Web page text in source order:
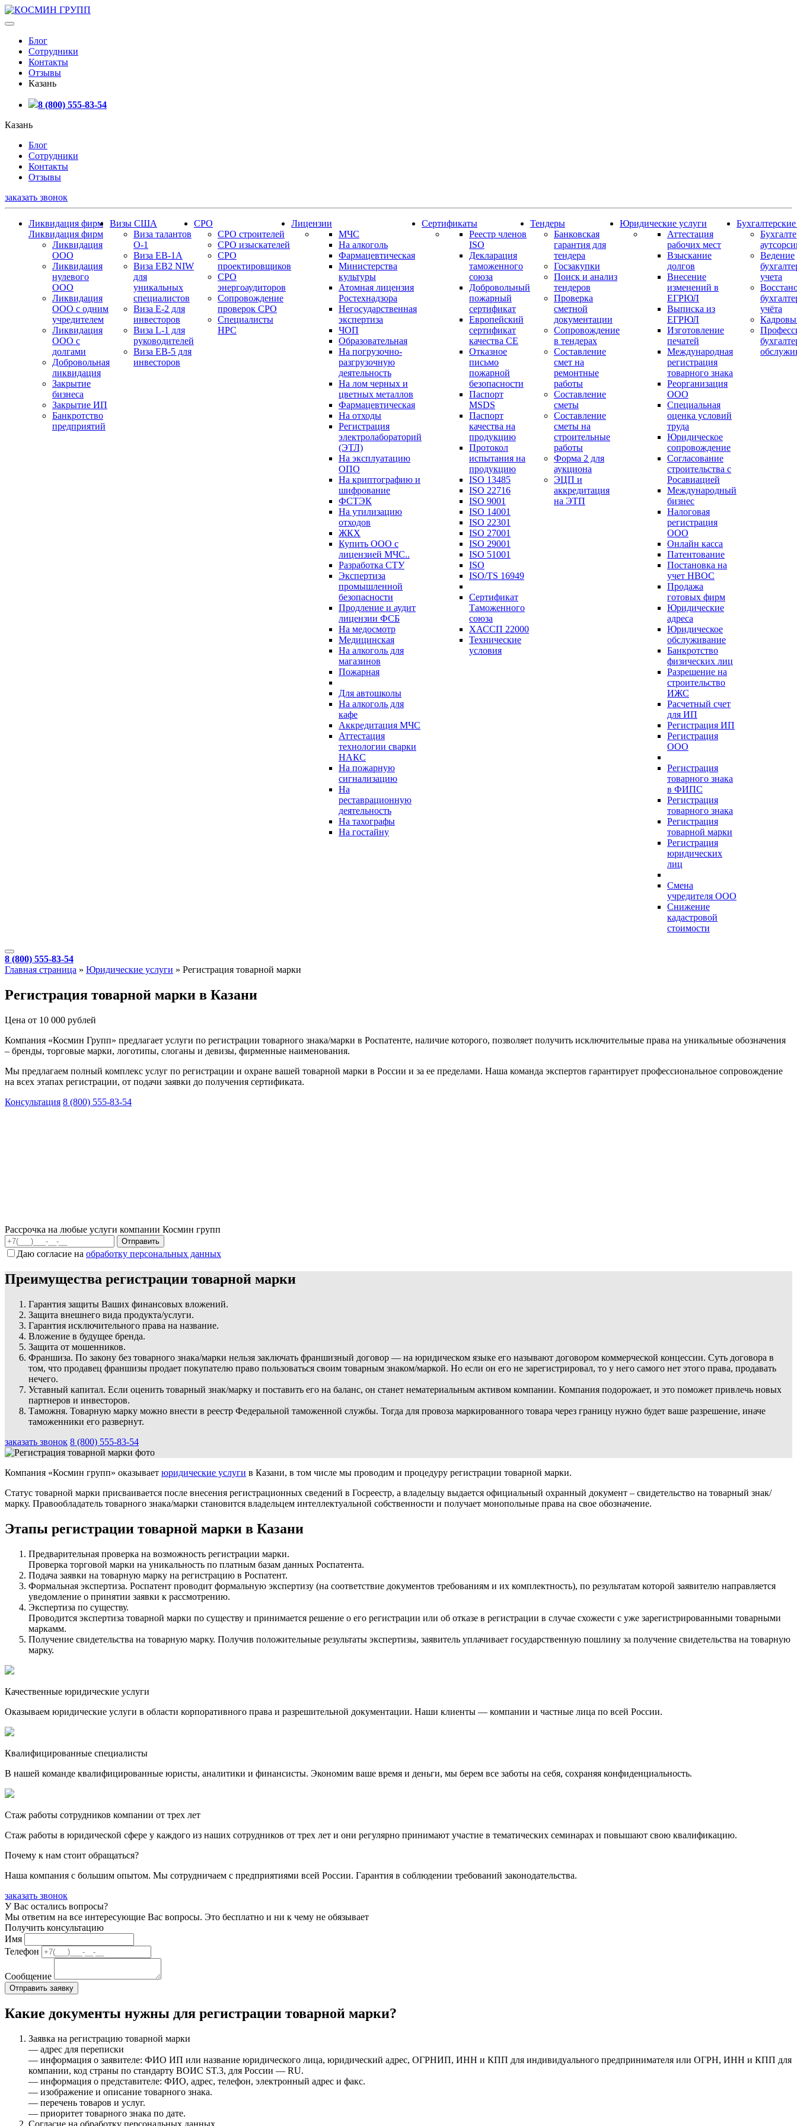
Блог
Сотрудники
Контакты
Отзывы
Казань
8 (800) 555-83-54
Казань
Блог
Сотрудники
Контакты
Отзывы
заказать звонок
Ликвидация фирм
Ликвидация фирм
Ликвидация
ООО
Ликвидация
нулевого
ООО
Ликвидация
ООО с одним
учредителем
Ликвидация
ООО с
долгами
Добровольная
ликвидация
Закрытие
бизнеса
Закрытие ИП
Банкротство
предприятий
Визы США
Виза талантов
О-1
Виза EB-1A
Виза EB2 NIW
для
уникальных
специалистов
Виза E-2 для
инвесторов
Виза L-1 для
руководителей
Виза EB-5 для
инвесторов
СРО
СРО строителей
СРО изыскателей
СРО
проектировщиков
СРО
энергоаудиторов
Сопровождение
проверок СРО
Специалисты
НРС
Лицензии
МЧС
На алкоголь
Фармацевтическая
Министерства
культуры
Атомная лицензия
Ростехнадзора
Негосударственная
экспертиза
ЧОП
Образовательная
На погрузочно-
разгрузочную
деятельность
На лом черных и
цветных металлов
Фармацевтическая
На отходы
Регистрация
электролабораторий
(ЭТЛ)
На эксплуатацию
ОПО
На криптографию и
шифрование
ФСТЭК
На утилизацию
отходов
ЖКХ
Купить ООО с
лицензией МЧС..
Разработка СТУ
Экспертиза
промышленной
безопасности
Продление и аудит
лицензии ФСБ
На медосмотр
Медицинская
На алкоголь для
магазинов
Пожарная
Для автошколы
На алкоголь для
кафе
Аккредитация МЧС
Аттестация
технологии сварки
НАКС
На пожарную
сигнализацию
На
реставрационную
деятельность
На тахографы
На гостайну
Сертификаты
Реестр членов
ISO
Декларация
таможенного
союза
Добровольный
пожарный
сертификат
Европейский
сертификат
качества СЕ
Отказное
письмо
пожарной
безопасности
Паспорт
МSDS
Паспорт
качества на
продукцию
Протокол
испытания на
продукцию
ISO 13485
ISO 22716
ISO 9001
ISO 14001
ISO 22301
ISO 27001
ISO 29001
ISO 51001
ISO
ISO/TS 16949
Сертификат
Таможенного
союза
ХАССП 22000
Технические
условия
Тендеры
Банковская
гарантия для
тендера
Госзакупки
Поиск и анализ
тендеров
Проверка
сметной
документации
Сопровождение
в тендерах
Составление
смет на
ремонтные
работы
Составление
сметы
Составление
сметы на
строительные
работы
Форма 2 для
аукциона
ЭЦП и
аккредитация
на ЭТП
Юридические услуги
Аттестация
рабочих мест
Взыскание
долгов
Внесение
изменений в
ЕГРЮЛ
Выписка из
ЕГРЮЛ
Изготовление
печатей
Международная
регистрация
товарного знака
Реорганизация
ООО
Специальная
оценка условий
труда
Юридическое
сопровождение
Согласование
строительства с
Росавиацией
Международный
бизнес
Налоговая
регистрация
ООО
Онлайн касса
Патентование
Постановка на
учет НВОС
Продажа
готовых фирм
Юридические
адреса
Юридическое
обслуживание
Банкротство
физических лиц
Разрешение на
строительство
ИЖС
Расчетный счет
для ИП
Регистрация ИП
Регистрация
ООО
Регистрация
товарного знака
в ФИПС
Регистрация
товарного знака
Регистрация
товарной марки
Регистрация
юридических
лиц
Смена
учредителя ООО
Снижение
кадастровой
стоимости
Ведение
учета
учёта
8 (800) 555-83-54
Главная страница » Юридические услуги » Регистрация товарной марки
Регистрация товарной марки в Казани
Цена от 10 000 рублей
Компания «Космин Групп» предлагает услуги по регистрации товарного знака/марки в Роспатенте, наличие которого, позволяет получить исключительные права на уникальные обозначения
– бренды, торговые марки, логотипы, слоганы и девизы, фирменные наименования.
Мы предлагаем полный комплекс услуг по регистрации и охране вашей товарной марки в России и за ее пределами. Наша команда экспертов гарантирует профессиональное сопровождение
на всех этапах регистрации, от подачи заявки до получения сертификата.
Консультация 8 (800) 555-83-54
Рассрочка на любые услуги компании Космин групп
Даю согласие на обработку персональных данных
Преимущества регистрации товарной марки
Гарантия защиты Ваших финансовых вложений.
Защита внешнего вида продукта/услуги.
Гарантия исключительного права на название.
Вложение в будущее бренда.
Защита от мошенников.
Франшиза. По закону без товарного знака/марки нельзя заключать франшизный договор — на юридическом языке его называют договором коммерческой концессии. Суть договора в
том, что продавец франшизы продает покупателю право пользоваться своим товарным знаком/маркой. Но если он его не зарегистрировал, то у него самого нет этого права, продавать
нечего.
Уставный капитал. Если оценить товарный знак/марку и поставить его на баланс, он станет нематериальным активом компании. Компания подорожает, и это поможет привлечь новых
партнеров и инвесторов.
Таможня. Товарную марку можно внести в реестр Федеральной таможенной службы. Тогда для провоза маркированного товара через границу нужно будет ваше разрешение, иначе
таможенники его развернут.
заказать звонок 8 (800) 555-83-54
Компания «Космин групп» оказывает юридические услуги в Казани, в том числе мы проводим и процедуру регистрации товарной марки.
Статус товарной марки присваивается после внесения регистрационных сведений в Госреестр, а владельцу выдается официальный охранный документ – свидетельство на товарный знак/
марку. Правообладатель товарного знака/марки становится владельцем интеллектуальной собственности и получает монопольные права на свое обозначение.
Этапы регистрации товарной марки в Казани
Предварительная проверка на возможность регистрации марки.
Проверка торговой марки на уникальность по платным базам данных Роспатента.
Подача заявки на товарную марку на регистрацию в Роспатент.
Формальная экспертиза. Роспатент проводит формальную экспертизу (на соответствие документов требованиям и их комплектность), по результатам которой заявителю направляется
уведомление о принятии заявки к рассмотрению.
Экспертиза по существу.
Проводится экспертиза товарной марки по существу и принимается решение о его регистрации или об отказе в регистрации в случае схожести с уже зарегистрированными товарными
маркамм.
Получение свидетельства на товарную марку. Получив положительные результаты экспертизы, заявитель уплачивает государственную пошлину за получение свидетельства на товарную
марку.
Качественные юридические услуги
Оказываем юридические услуги в области корпоративного права и разрешительной документации. Наши клиенты — компании и частные лица по всей России.
Квалифицированные специалисты
В нашей команде квалифицированные юристы, аналитики и финансисты. Экономим ваше время и деньги, мы берем все заботы на себя, сохраняя конфиденциальность.
Стаж работы сотрудников компании от трех лет
Стаж работы в юридической сфере у каждого из наших сотрудников от трех лет и они регулярно принимают участие в тематических семинарах и повышают свою квалификацию.
Почему к нам стоит обращаться?
Наша компания с большим опытом. Мы сотрудничаем с предприятиями всей России. Гарантия в соблюдении требований законодательства.
заказать звонок
У Вас остались вопросы?
Мы ответим на все интересующие Вас вопросы. Это бесплатно и ни к чему не обязывает
Получить консультацию
Имя
Телефон
Сообщение
Какие документы нужны для регистрации товарной марки?
Заявка на регистрацию товарной марки
— адрес для переписки
— информация о заявителе: ФИО ИП или название юридического лица, юридический адрес, ОГРНИП, ИНН и КПП для индивидуального предпринимателя или ОГРН, ИНН и КПП для
компании, код страны по стандарту ВОИС ST.3, для России — RU.
— информация о представителе: ФИО, адрес, телефон, электронный адрес и факс.
— изображение и описание товарного знака.
— перечень товаров и услуг.
— приоритет товарного знака по дате.